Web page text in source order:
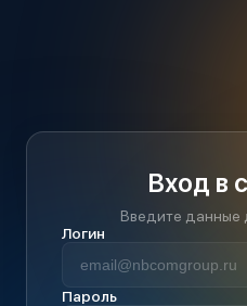
Вход в
Введите данные
Логин
Пароль